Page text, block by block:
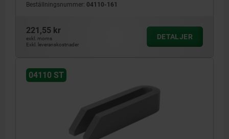
Beställningsnummer: 04110-161
221,55 kr
exkl. moms
Exkl. leveranskostnader
DETALJER
04110 ST